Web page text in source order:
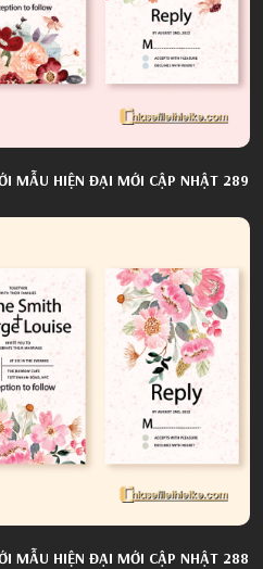
MẪU HIỆN ĐẠI MỚI CẬP NHẬT 289
MẪU HIỆN ĐẠI MỚI CẬP NHẬT 288